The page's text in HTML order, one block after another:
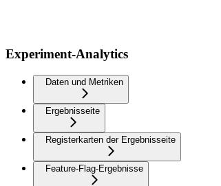
Experiment-Analytics
Daten und Metriken
Ergebnisseite
Registerkarten der Ergebnisseite
Feature-Flag-Ergebnisse